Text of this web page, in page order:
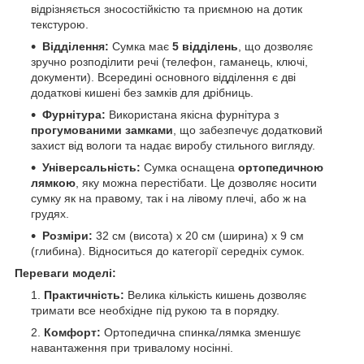
відрізняється зносостійкістю та приємною на дотик
текстурою.
Відділення: Сумка має 5 відділень , що дозволяє
зручно розподілити речі (телефон, гаманець, ключі,
документи). Всередині основного відділення є дві
додаткові кишені без замків для дрібниць.
Фурнітура: Використана якісна фурнітура з
прогумованими замками , що забезпечує додатковий
захист від вологи та надає виробу стильного вигляду.
Універсальність: Сумка оснащена ортопедичною
лямкою , яку можна перестібати. Це дозволяє носити
сумку як на правому, так і на лівому плечі, або ж на
грудях.
Розміри: 32 см (висота) х 20 см (ширина) х 9 см
(глибина). Відноситься до категорії середніх сумок.
Переваги моделі:
Практичність: Велика кількість кишень дозволяє
тримати все необхідне під рукою та в порядку.
Комфорт: Ортопедична спинка/лямка зменшує
навантаження при тривалому носінні.